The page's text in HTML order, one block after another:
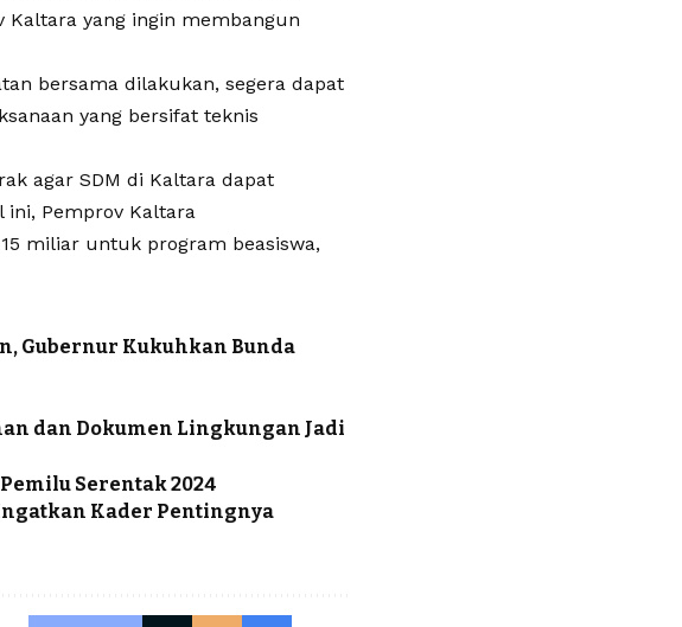
Kaltara yang ingin membangun
bersama dilakukan, segera dapat
yang bersifat teknis
agar SDM di Kaltara dapat
Pemprov Kaltara
miliar untuk program beasiswa,
Gubernur Kukuhkan Bunda
dan Dokumen Lingkungan Jadi
Serentak 2024
Kader Pentingnya